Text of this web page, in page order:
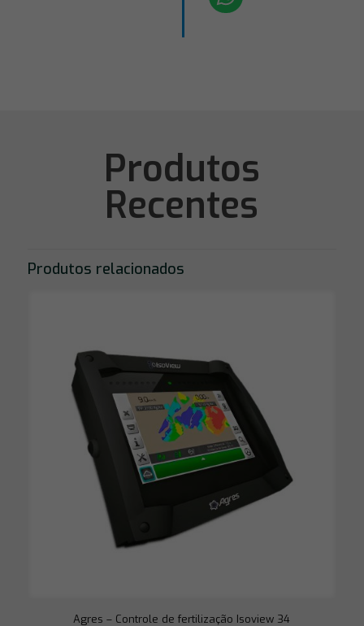
Produtos
Recentes
Produtos relacionados
Agres – Controle de fertilização Isoview 34